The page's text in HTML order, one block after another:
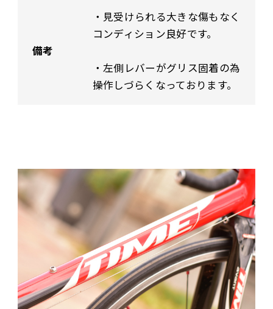
備考
・見受けられる大きな傷もなく
コンディション良好です。
・左側レバーがグリス固着の為
操作しづらくなっております。